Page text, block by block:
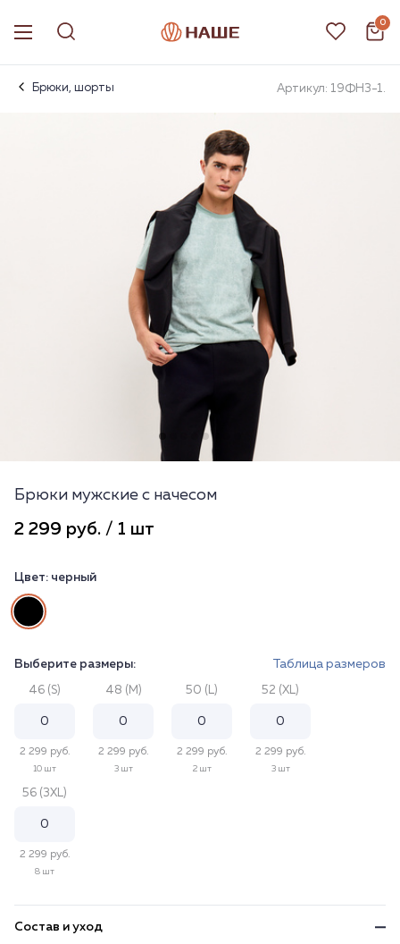
0
Брюки, шорты Артикул: 19ФН3-1.
Брюки мужские с начесом
2 299 руб. / 1 шт
Цвет: черный
Выберите размеры: Таблица размеров
46 (S)
2 299 руб.
10 шт
48 (M)
2 299 руб.
3 шт
50 (L)
2 299 руб.
2 шт
52 (XL)
2 299 руб.
3 шт
56 (3XL)
2 299 руб.
8 шт
Состав и уход